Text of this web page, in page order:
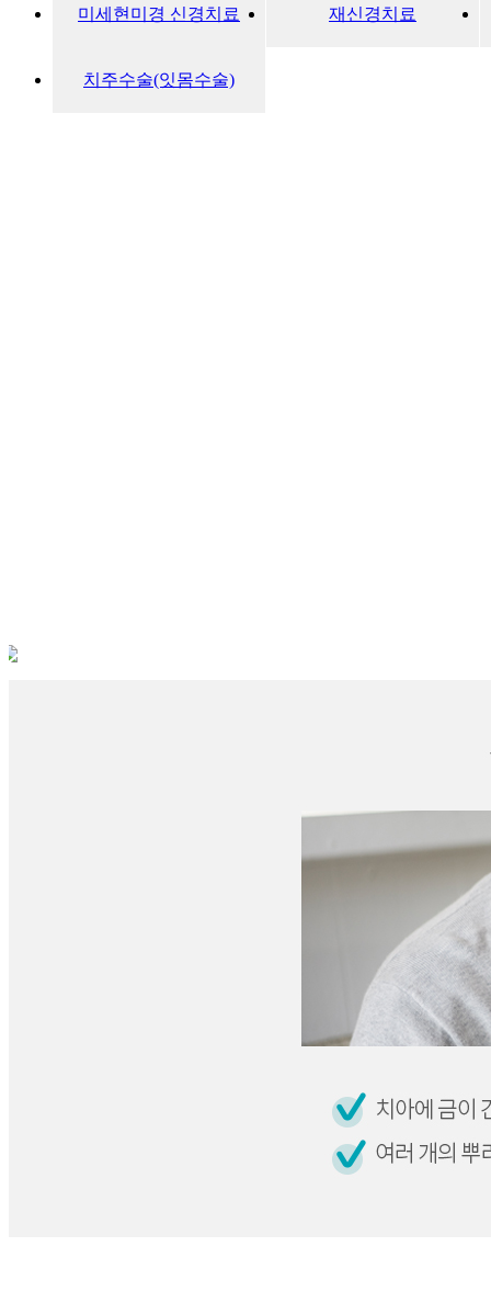
미세현미경 신경치료 재신경치료
치주수술(잇몸수술)